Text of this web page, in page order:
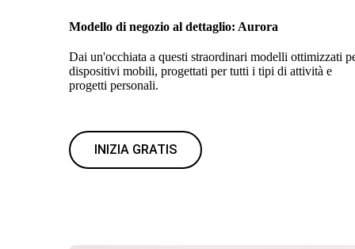
Modello di negozio al dettaglio: Aurora
Dai un'occhiata a questi straordinari modelli ottimizzati
dispositivi mobili, progettati per tutti i tipi di attività e
progetti personali.
INIZIA GRATIS